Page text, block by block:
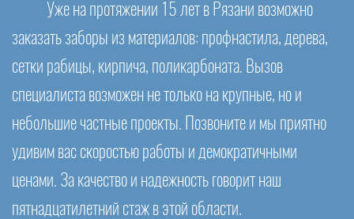
Уже на протяжении 15 лет в Рязани возможно
заказать заборы из материалов: профнастила, дерева,
сетки рабицы, кирпича, поликарбоната. Вызов
специалиста возможен не только на крупные, но и
небольшие частные проекты. Позвоните и мы приятно
удивим вас скоростью работы и демократичными
ценами. За качество и надежность говорит наш
пятнадцатилетний стаж в этой области.